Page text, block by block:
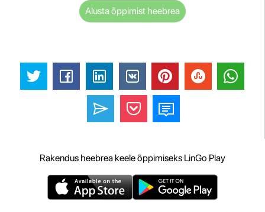
Alusta õppimist heebrea
Rakendus heebrea keele õppimiseks LinGo Play